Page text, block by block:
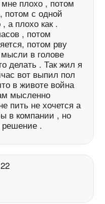
плохо , потом
с одной
а плохо как .
, потом
потом рву
в голове
делать . Так жил я
вот выпил пол
в животе война
мысленно
пить не хочется а
в компании , но
решение .